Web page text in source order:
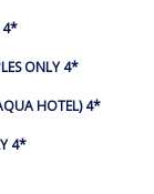
4*
ONLY 4*
HOTEL) 4*
4*